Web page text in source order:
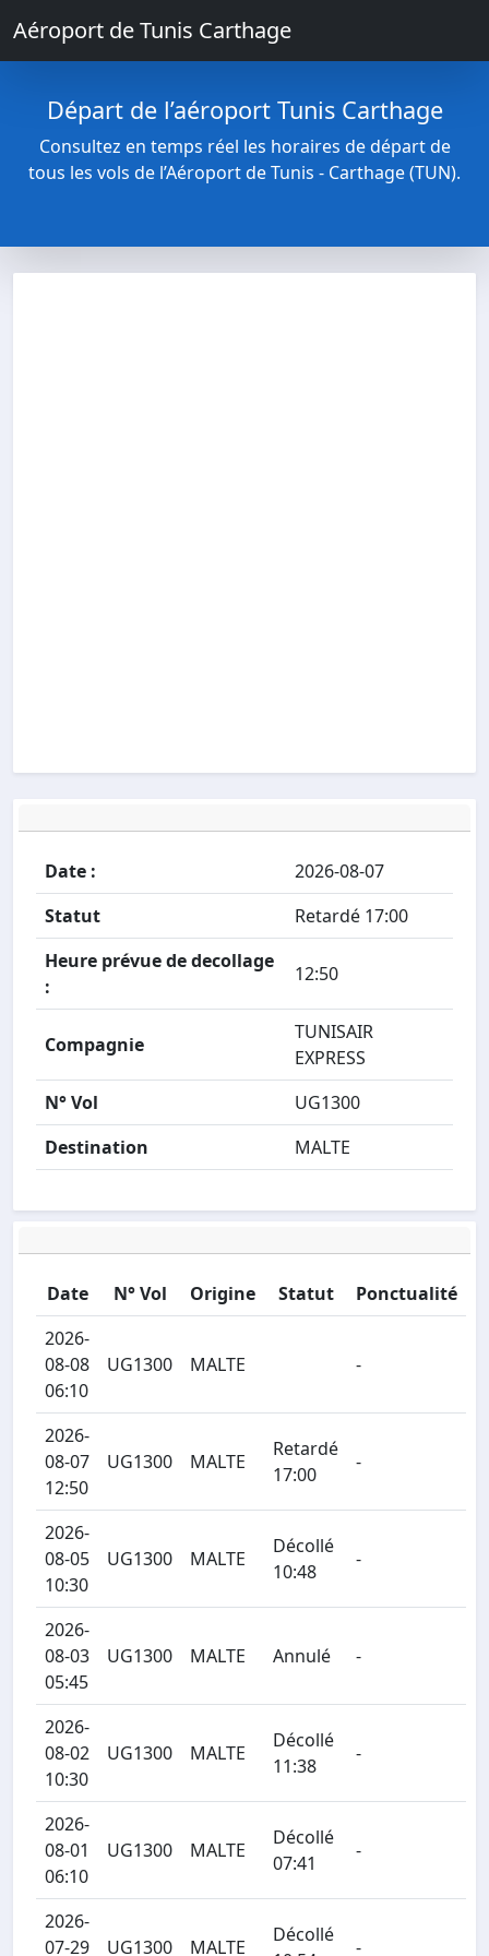
Aéroport de Tunis Carthage
Départ de l’aéroport Tunis Carthage
Consultez en temps réel les horaires de départ de
tous les vols de l’Aéroport de Tunis - Carthage (TUN).
Date :
2026-08-07
Statut
Retardé 17:00
Heure prévue de decollage
:
12:50
Compagnie
TUNISAIR
EXPRESS
N° Vol
UG1300
Destination
MALTE
Date N° Vol Origine Statut
Ponctualité
2026-
08-08
06:10
UG1300 MALTE -
2026-
08-07
12:50
UG1300 MALTE
Retardé
17:00
-
2026-
08-05
10:30
UG1300 MALTE
Décollé
10:48
-
2026-
08-03
05:45
UG1300 MALTE Annulé -
2026-
08-02
10:30
UG1300 MALTE
Décollé
11:38
-
2026-
08-01
06:10
UG1300 MALTE
Décollé
07:41
-
2026-
07-29
UG1300 MALTE
Décollé
-